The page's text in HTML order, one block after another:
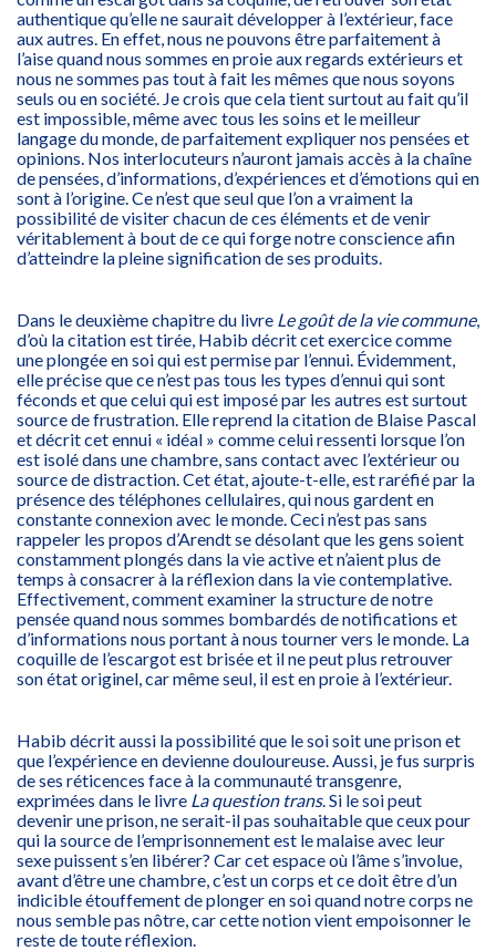
authentique qu’elle ne saurait développer à l’extérieur, face
aux autres. En effet, nous ne pouvons être parfaitement à
l’aise quand nous sommes en proie aux regards extérieurs et
nous ne sommes pas tout à fait les mêmes que nous soyons
seuls ou en société. Je crois que cela tient surtout au fait qu’il
est impossible, même avec tous les soins et le meilleur
langage du monde, de parfaitement expliquer nos pensées et
opinions. Nos interlocuteurs n’auront jamais accès à la chaîne
de pensées, d’informations, d’expériences et d’émotions qui en
sont à l’origine. Ce n’est que seul que l’on a vraiment la
possibilité de visiter chacun de ces éléments et de venir
véritablement à bout de ce qui forge notre conscience afin
d’atteindre la pleine signification de ses produits.
Dans le deuxième chapitre du livre Le goût de la vie commune,
d’où la citation est tirée, Habib décrit cet exercice comme
une plongée en soi qui est permise par l’ennui. Évidemment,
elle précise que ce n’est pas tous les types d’ennui qui sont
féconds et que celui qui est imposé par les autres est surtout
source de frustration. Elle reprend la citation de Blaise Pascal
et décrit cet ennui « idéal » comme celui ressenti lorsque l’on
est isolé dans une chambre, sans contact avec l’extérieur ou
source de distraction. Cet état, ajoute-t-elle, est raréfié par la
présence des téléphones cellulaires, qui nous gardent en
constante connexion avec le monde. Ceci n’est pas sans
rappeler les propos d’Arendt se désolant que les gens soient
constamment plongés dans la vie active et n’aient plus de
temps à consacrer à la réflexion dans la vie contemplative.
Effectivement, comment examiner la structure de notre
pensée quand nous sommes bombardés de notifications et
d’informations nous portant à nous tourner vers le monde. La
coquille de l’escargot est brisée et il ne peut plus retrouver
son état originel, car même seul, il est en proie à l’extérieur.
Habib décrit aussi la possibilité que le soi soit une prison et
que l’expérience en devienne douloureuse. Aussi, je fus surpris
de ses réticences face à la communauté transgenre,
exprimées dans le livre La question trans. Si le soi peut
devenir une prison, ne serait-il pas souhaitable que ceux pour
qui la source de l’emprisonnement est le malaise avec leur
sexe puissent s’en libérer? Car cet espace où l’âme s’involue,
avant d’être une chambre, c’est un corps et ce doit être d’un
indicible étouffement de plonger en soi quand notre corps ne
nous semble pas nôtre, car cette notion vient empoisonner le
reste de toute réflexion.